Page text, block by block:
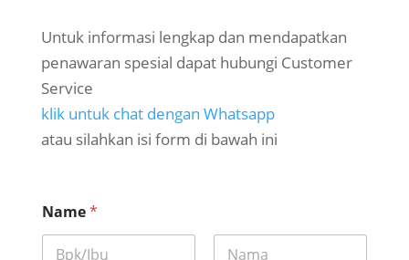
Untuk informasi lengkap dan mendapatkan
penawaran spesial dapat hubungi Customer
Service
klik untuk chat dengan Whatsapp
atau silahkan isi form di bawah ini
Name*